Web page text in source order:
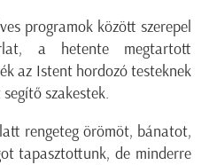
programok között szerepel
a hetente megtartott
az Istent hordozó testeknek
szakestek.
rengeteg örömöt, bánatot,
tapasztottunk, de minderre